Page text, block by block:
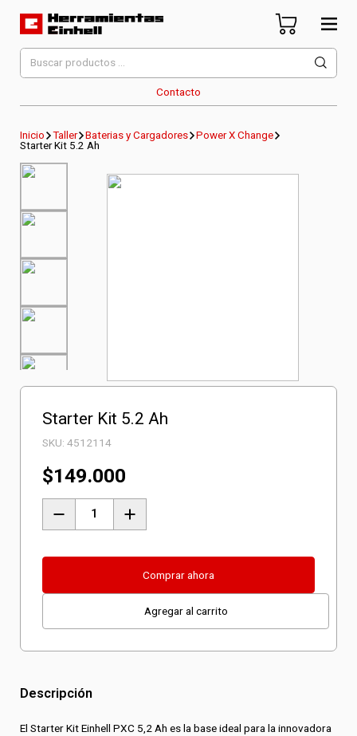
Herramientas Einhell
Distribuidor Oficial
Contacto
Buscar
por:
Inicio Taller Baterias y Cargadores
Power X Change
Starter Kit 5.2 Ah
Starter Kit 5.2 Ah
SKU:4512114
$149.000
Kit
cantidad
Comprar ahora
Agregar al carrito
Descripción
El Starter Kit Einhell PXC 5,2 Ah es la base ideal para la innovadora